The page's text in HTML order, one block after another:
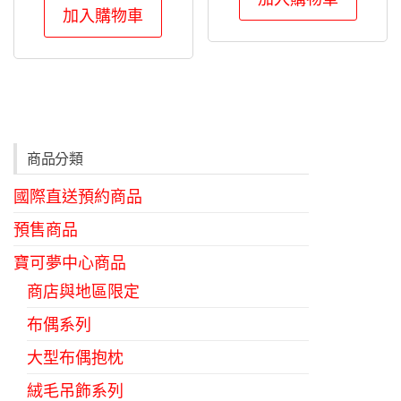
加入購物車
商品分類
國際直送預約商品
預售商品
寶可夢中心商品
商店與地區限定
布偶系列
大型布偶抱枕
絨毛吊飾系列